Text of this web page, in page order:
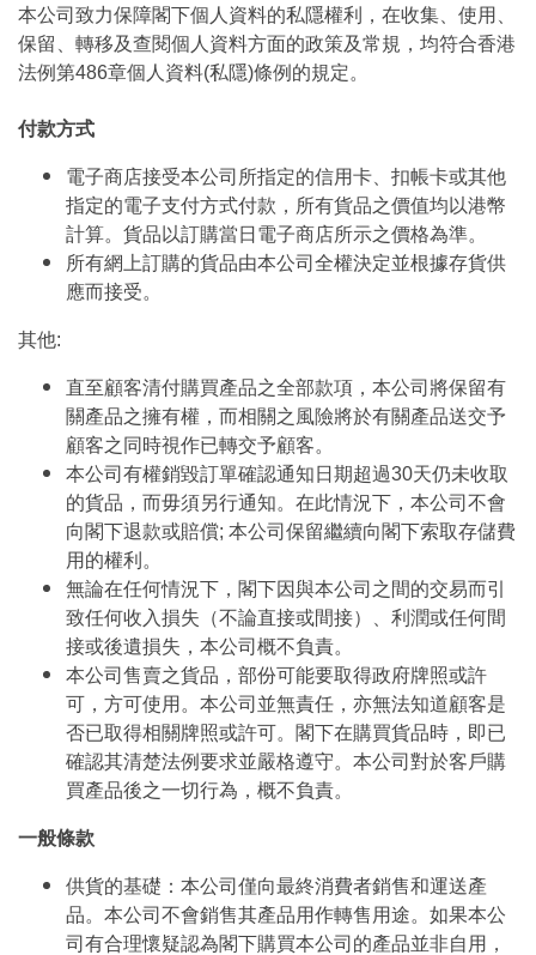
本公司致力保障閣下個人資料的私隱權利，在收集、使用、
保留、轉移及查閱個人資料方面的政策及常規，均符合香港
法例第486章個人資料(私隱)條例的規定。
付款方式
電子商店接受本公司所指定的信用卡、扣帳卡或其他
指定的電子支付方式付款，所有貨品之價值均以港幣
計算。貨品以訂購當日電子商店所示之價格為準。
所有網上訂購的貨品由本公司全權決定並根據存貨供
應而接受。
其他:
直至顧客清付購買產品之全部款項，本公司將保留有
關產品之擁有權，而相關之風險將於有關產品送交予
顧客之同時視作已轉交予顧客。
本公司有權銷毀訂單確認通知日期超過30天仍未收取
的貨品，而毋須另行通知。在此情況下，本公司不會
向閣下退款或賠償; 本公司保留繼續向閣下索取存儲費
用的權利。
無論在任何情況下，閣下因與本公司之間的交易而引
致任何收入損失（不論直接或間接）、利潤或任何間
接或後遺損失，本公司概不負責。
本公司售賣之貨品，部份可能要取得政府牌照或許
可，方可使用。本公司並無責任，亦無法知道顧客是
否已取得相關牌照或許可。閣下在購買貨品時，即已
確認其清楚法例要求並嚴格遵守。本公司對於客戶購
買產品後之一切行為，概不負責。
一般條款
供貨的基礎：本公司僅向最終消費者銷售和運送產
品。本公司不會銷售其產品用作轉售用途。如果本公
司有合理懷疑認為閣下購買本公司的產品並非自用，